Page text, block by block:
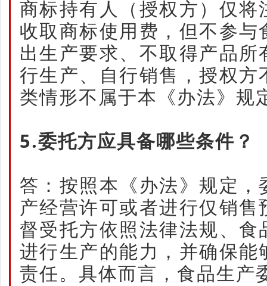
商标持有人（授权方）仅
收取商标使用费，但不参
出生产要求、不取得产品
行生产、自行销售，授权
类情形不属于本《办法》规
5.委托方应具备哪些条件？
答：按照本《办法》规定
产经营许可或者进行仅销
督受托方依照法律法规、
进行生产的能力，并确保
责任。具体而言，食品生产